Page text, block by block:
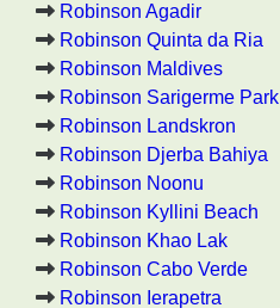
Robinson Agadir
Robinson Quinta da Ria
Robinson Maldives
Robinson Sarigerme Park
Robinson Landskron
Robinson Djerba Bahiya
Robinson Noonu
Robinson Kyllini Beach
Robinson Khao Lak
Robinson Cabo Verde
Robinson Ierapetra